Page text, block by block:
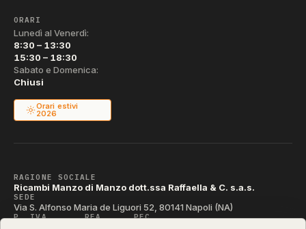
ORARI
Lunedì al Venerdì:
8:30 – 13:30
15:30 – 18:30
Sabato e Domenica:
Chiusi
Orari estivi
2026
RAGIONE SOCIALE
Ricambi Manzo di Manzo dott.ssa Raffaella & C. s.a.s.
SEDE
Via S. Alfonso Maria de Liguori 52, 80141 Napoli (NA)
P. IVA REA PEC